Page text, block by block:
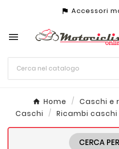
assistant_photo Accessori

Home Caschi e
Caschi
Ricambi caschi
CERCA